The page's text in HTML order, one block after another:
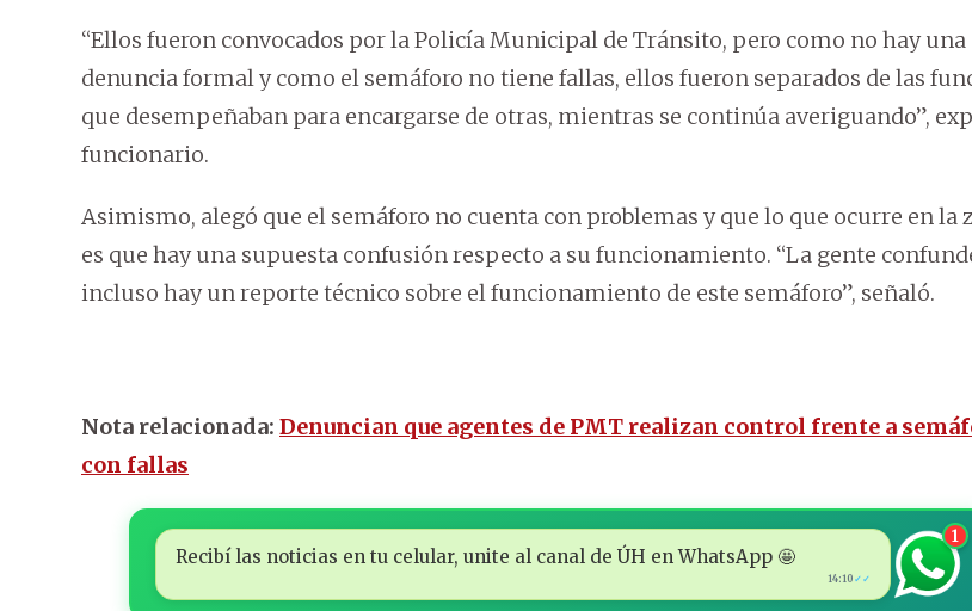
“Ellos fueron convocados por la Policía Municipal de Tránsito, pero como no hay una
denuncia formal y como el semáforo no tiene fallas, ellos fueron separados de las
que desempeñaban para encargarse de otras, mientras se continúa averiguando”,
funcionario.
Asimismo, alegó que el semáforo no cuenta con problemas y que lo que ocurre en la
es que hay una supuesta confusión respecto a su funcionamiento. “La gente
incluso hay un reporte técnico sobre el funcionamiento de este semáforo”, señaló.
Nota relacionada: Denuncian que agentes de PMT realizan control frente a
con fallas
Recibí las noticias en tu celular, unite al canal de ÚH en WhatsApp 🤩
14:10 ✓✓
1